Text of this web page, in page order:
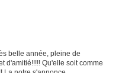
belle année, pleine de
d'amitié!!!!! Qu'elle soit comme